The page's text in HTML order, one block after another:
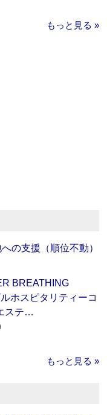
もっと見る »
の支援（順位不動）
BREATHING
ホスピタリティーコ
ステ…
もっと見る »